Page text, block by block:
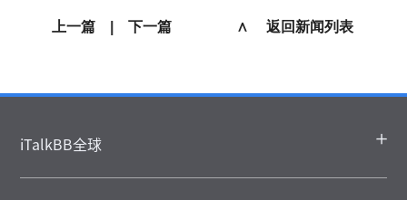
上一篇 |下一篇 ∧ 返回新闻列表
iTalkBB全球